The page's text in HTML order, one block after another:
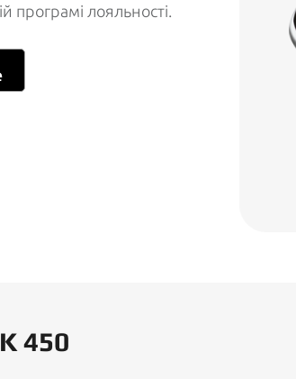
програмі лояльності.
450